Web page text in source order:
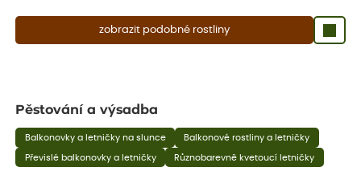
zobrazit podobné rostliny
Pěstování a výsadba
Balkonovky a letničky na slunce Balkonové rostliny a letničky
Převislé balkonovky a letničky Různobarevně kvetoucí letničky